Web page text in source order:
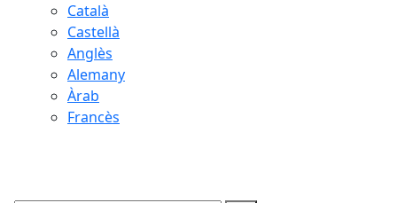
Català
Castellà
Anglès
Alemany
Àrab
Francès